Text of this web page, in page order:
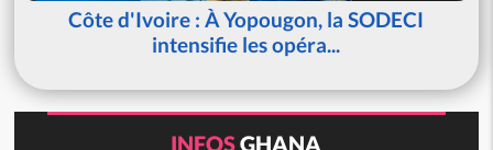
Côte d'Ivoire : À Yopougon, la SODECI
intensifie les opéra...
INFOSGHANA